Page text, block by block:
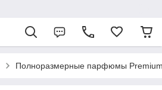
Полноразмерные парфюмы Premium